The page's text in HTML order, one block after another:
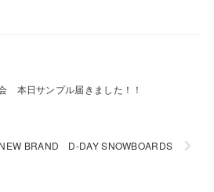
本日サンプル届きました！！
BRAND D-DAY SNOWBOARDS